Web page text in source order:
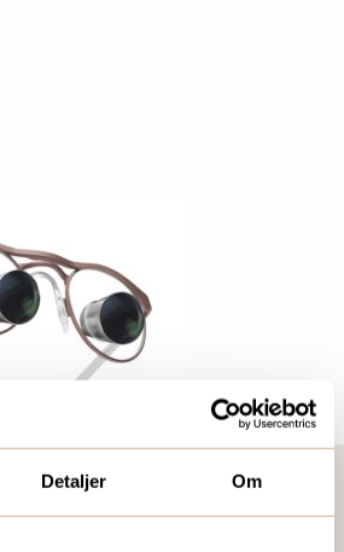
Detaljer Om